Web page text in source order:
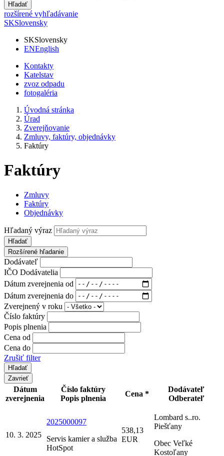
Hľadať
rozšírené vyhľadávanie
SKSlovensky
SKSlovensky
ENEnglish
Kontakty
Katelstav
zvoz odpadu
fotogaléria
Úvodná stránka
Úrad
Zverejňovanie
Zmluvy, faktúry, objednávky
Faktúry
Faktúry
Zmluvy
Faktúry
Objednávky
Hľadaný výraz
Hľadať
Rozšírené hľadanie
Dodávateľ
IČO Dodávatelia
Dátum zverejnenia od
Dátum zverejnenia do
Zverejnený v roku
Číslo faktúry
Popis plnenia
Cena od
Cena do
Zrušiť filter
Zavrieť
Dátum
zverejnenia
Číslo faktúry
Popis plnenia
Cena *
Dodávateľ
Odberateľ
10. 3. 2025
2025000097
Servis kamier a služba
HotSpot
538,13
EUR
Lombard s..ro.
Piešťany
Obec Veľké
Kostoľany